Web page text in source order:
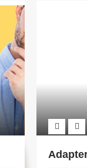
Adapter